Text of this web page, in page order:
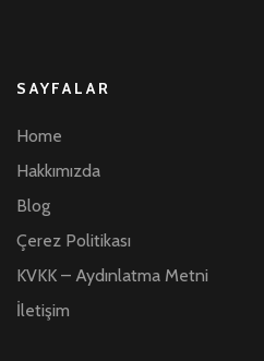
SAYFALAR
Home
Hakkımızda
Blog
Çerez Politikası
KVKK – Aydınlatma Metni
İletişim